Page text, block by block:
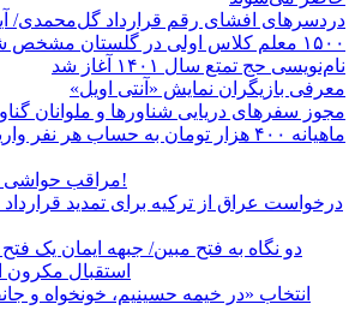
دردسرهای افشای رقم قرارداد گل‌محمدی/
۱۵۰۰ معلم کلاس اولی در گلستان مشخص شدند
نام‌نویسی حج تمتع سال ۱۴۰۱ آغاز شد
معرفی بازیگران نمایش «آنتی اویل»
مجوز سفرهای دریایی شناورها و ملوانان
ماهیانه ۴۰۰ هزار تومان به حساب هر نفر واریز می‌شود
مراقب حواشی «سلول درمانی» باشید!
درخواست عراق از ترکیه برای تمدید
دو نگاه به فتح مبین/ جبهه ایمان یک
استقبال مکرون
انتخاب «در خیمه حسینیم، خونخواه و